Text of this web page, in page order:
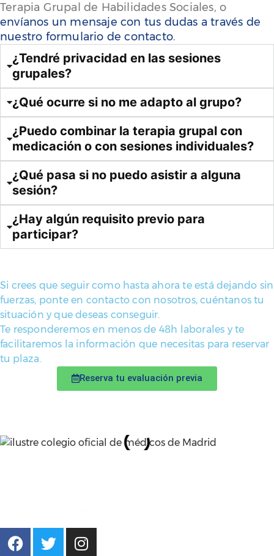
Terapia Grupal de Habilidades Sociales, o
envíanos un mensaje con tus dudas a través de
nuestro formulario de contacto.
¿Tendré privacidad en las sesiones
grupales?
¿Qué ocurre si no me adapto al grupo?
¿Puedo combinar la terapia grupal con
medicación o con sesiones individuales?
¿Qué pasa si no puedo asistir a alguna
sesión?
¿Hay algún requisito previo para
participar?
Si crees que seguir como hasta ahora te está dejando sin
fuerzas, ponte en contacto con nosotros, cuéntanos tu
situación y que deseas conseguir.
Te responderemos en menos de 48h laborales y te
facilitaremos la información que necesitas para reservar
tu plaza.
Reserva tu evaluación previa